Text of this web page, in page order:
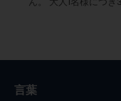
言葉